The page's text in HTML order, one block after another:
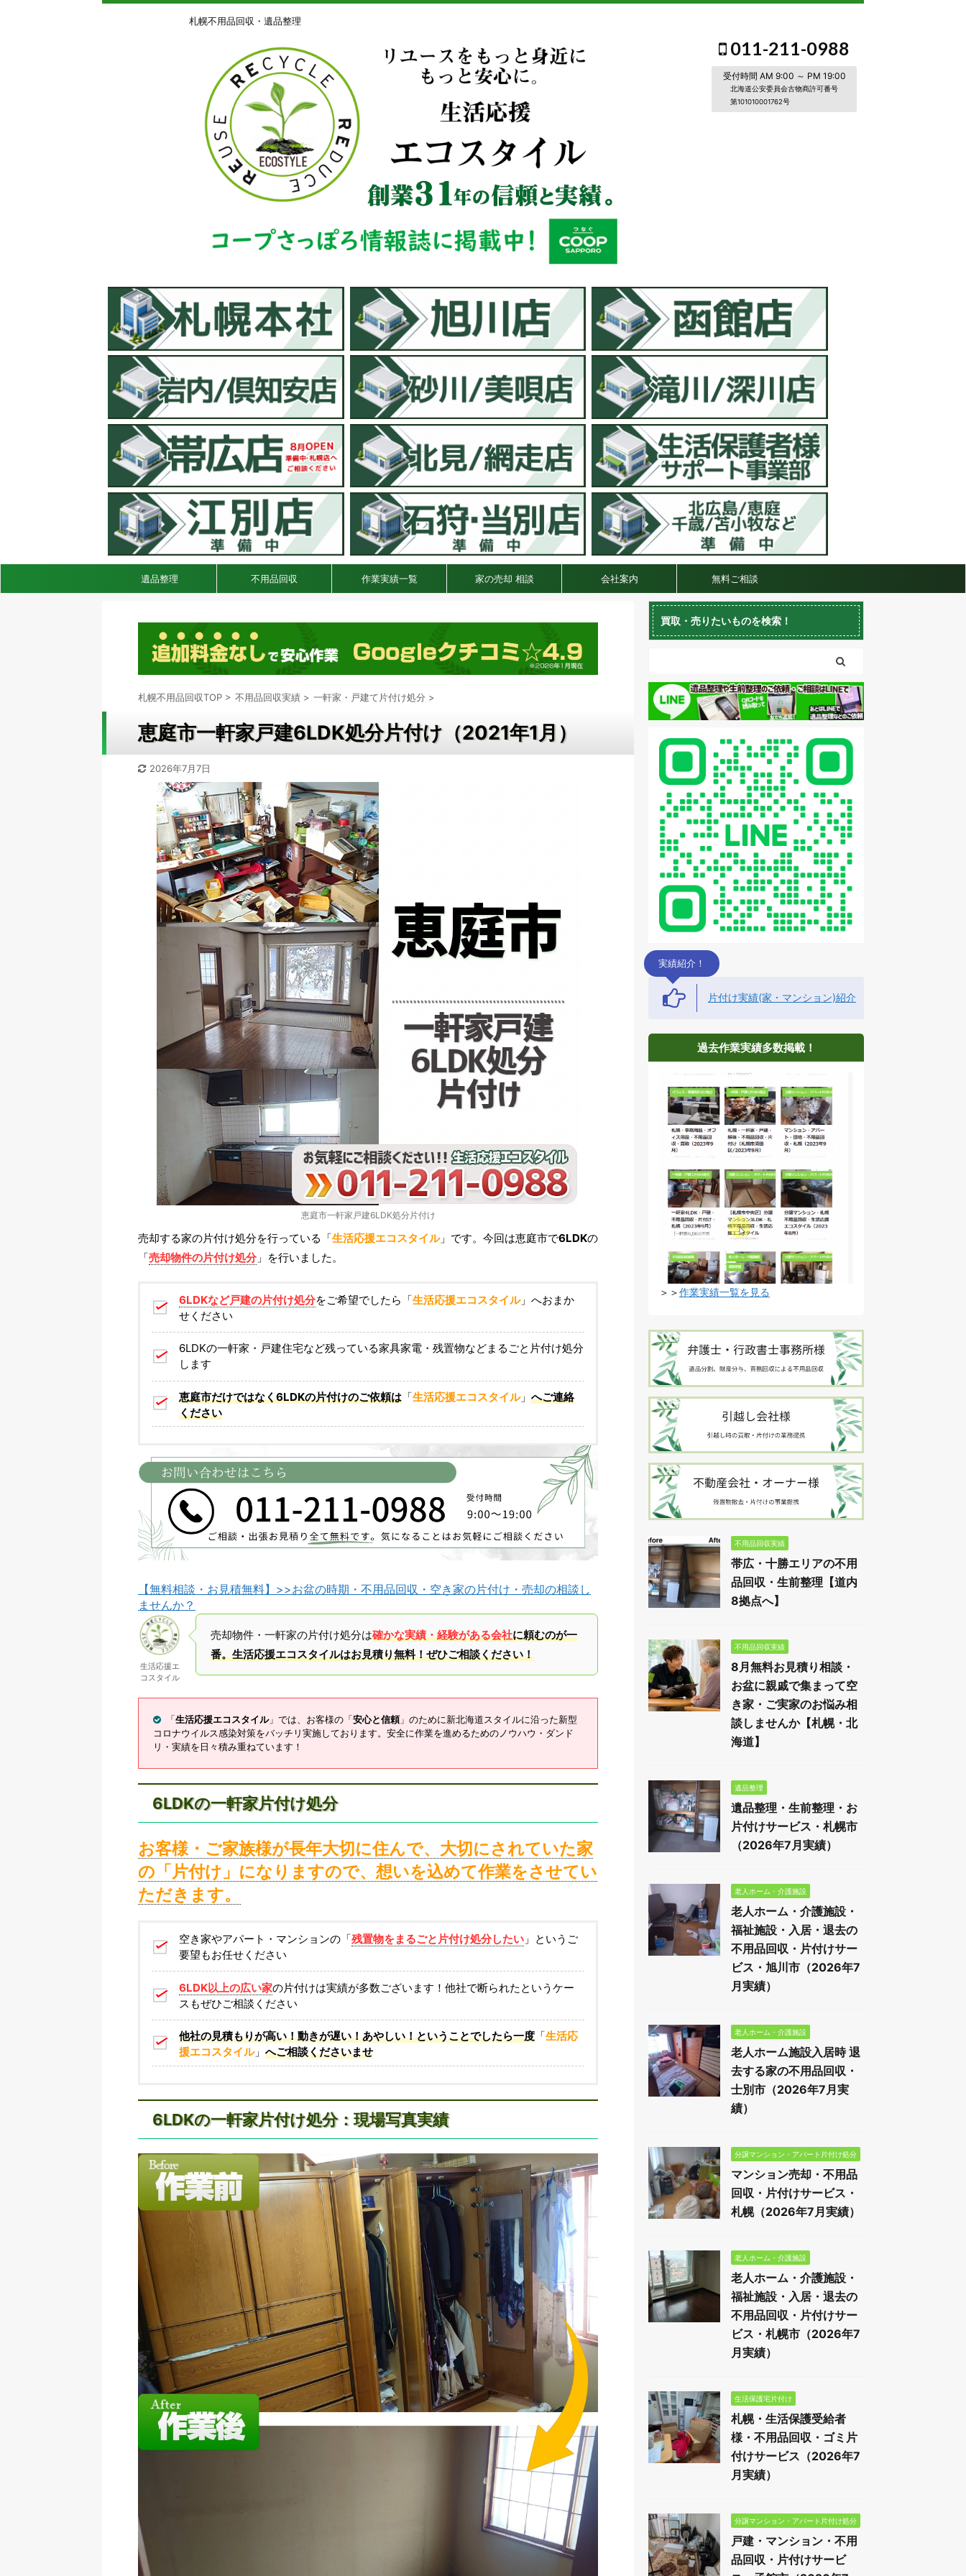
札幌不用品回収・遺品整理
011-211-0988
受付時間 AM 9:00 ～ PM 19:00
北海道公安委員会古物商許可番号
第101010001762号
遺品整理 不用品回収 作業実績一覧 家の売却 相談 会社案内 無料ご相談
札幌不用品回収TOP > 不用品回収実績 > 一軒家・戸建て片付け処分 >
恵庭市一軒家戸建6LDK処分片付け（2021年1月）
2026年7月7日
恵庭市一軒家戸建6LDK処分片付け
売却する家の片付け処分を行っている「生活応援エコスタイル」です。今回は恵庭市で6LDKの
「売却物件の片付け処分」を行いました。
6LDKなど戸建の片付け処分をご希望でしたら「生活応援エコスタイル」へおまか
せください
6LDKの一軒家・戸建住宅など残っている家具家電・残置物などまるごと片付け処分
します
恵庭市だけではなく6LDKの片付けのご依頼は「生活応援エコスタイル」 へご連絡
ください
【無料相談・お見積無料】>>お盆の時期・不用品回収・空き家の片付け・売却の相談し
ませんか？
生活応援エ
コスタイル
売却物件・一軒家の片付け処分は確かな実績・経験がある会社に頼むのが一
番。生活応援エコスタイルはお見積り無料！ぜひご相談ください！
「 生活応援エコスタイル」では、お客様の「 安心と信頼」のために新北海道スタイルに沿った新型
コロナウイルス感染対策をバッチリ実施しております。安全に作業を進めるためのノウハウ・ダンド
リ・実績を日々積み重ねています！
6LDKの一軒家片付け処分
お客様・ご家族様が長年大切に住んで、大切にされていた家
の「片付け」になりますので、想いを込めて作業をさせてい
ただきます。
空き家やアパート・マンションの「残置物をまるごと片付け処分したい」というご
要望もお任せください
6LDK以上の広い家の片付けは実績が多数ございます！他社で断られたというケー
スもぜひご相談ください
他社の見積もりが高い！動きが遅い！あやしい！ということでしたら一度「生活応
援エコスタイル」 へご相談くださいませ
6LDKの一軒家片付け処分：現場写真実績
買取・売りたいものを検索！
実績紹介！
片付け実績(家・マンション)紹介
過去作業実績多数掲載！
＞＞作業実績一覧を見る
不用品回収実績
帯広・十勝エリアの不用
品回収・生前整理【道内
8拠点へ】
不用品回収実績
8月無料お見積り相談・
お盆に親戚で集まって空
き家・ご実家のお悩み相
談しませんか【札幌・北
海道】
遺品整理
遺品整理・生前整理・お
片付けサービス・札幌市
（2026年7月実績）
老人ホーム・介護施設
老人ホーム・介護施設・
福祉施設・入居・退去の
不用品回収・片付けサー
ビス・旭川市（2026年7
月実績）
老人ホーム・介護施設
老人ホーム施設入居時 退
去する家の不用品回収・
士別市（2026年7月実
績）
分譲マンション・アパート片付け処分
マンション売却・不用品
回収・片付けサービス・
札幌（2026年7月実績）
老人ホーム・介護施設
老人ホーム・介護施設・
福祉施設・入居・退去の
不用品回収・片付けサー
ビス・札幌市（2026年7
月実績）
生活保護宅片付け
札幌・生活保護受給者
様・不用品回収・ゴミ片
付けサービス（2026年7
月実績）
分譲マンション・アパート片付け処分
戸建・マンション・不用
品回収・片付けサービ